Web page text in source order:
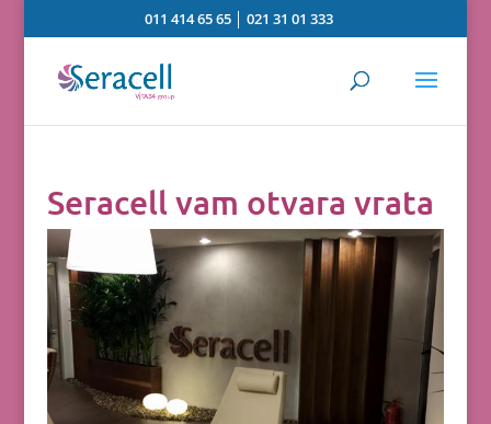
011 414 65 65 │021 31 01 333
Seracell vam otvara vrata